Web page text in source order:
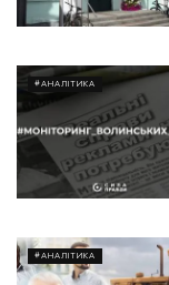
#АНАЛІТИКА
#АНАЛІТИКА